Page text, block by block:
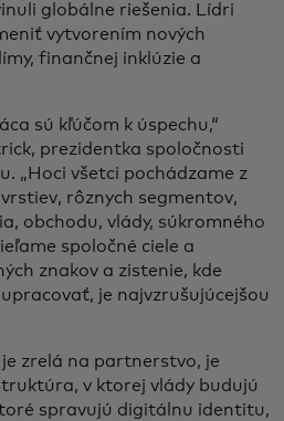
globálne riešenia. Lídri
vytvorením nových
finančnej inklúzie a
sú kľúčom k úspechu,“
prezidentka spoločnosti
„Hoci všetci pochádzame z
rôznych segmentov,
obchodu, vlády, súkromného
spoločné ciele a
znakov a zistenie, kde
je najvzrušujúcejšou
zrelá na partnerstvo, je
v ktorej vlády budujú
spravujú digitálnu identitu,